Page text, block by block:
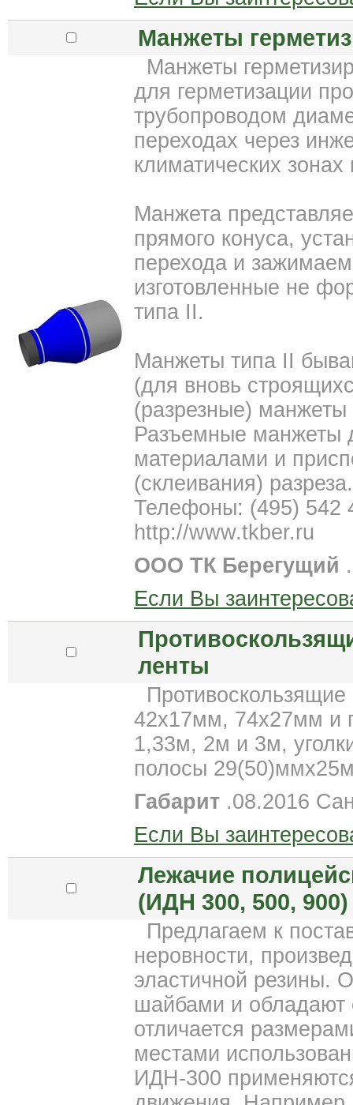
Манжеты
Манжеты
для герметизации
трубопроводом
переходах через
климатических
Манжета
прямого конуса,
перехода и
изготовленные не
типа II.
Манжеты типа II
(для вновь
(разрезные)
Разъемные манжеты
материалами и
(склеивания) разреза.
Телефоны: (495) 542
http://www.tkber.ru
ООО ТК Берегущий
Если Вы
ленты
42х17мм, 74х27мм и
1,33м, 2м и 3м,
полосы
Габарит .08.2016
Если Вы
Лежачие
(ИДН 300, 500, 900)
Предлагаем к
неровности,
эластичной резины.
шайбами и
отличается
местами
ИДН-300